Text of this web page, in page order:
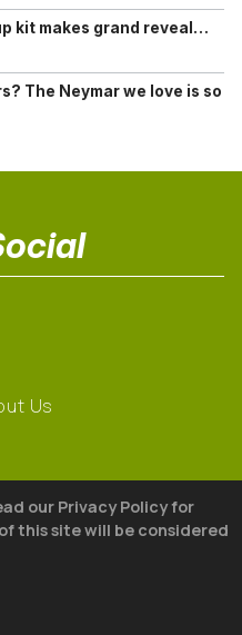
kit makes grand reveal…
The Neymar we love is so
Us
our Privacy Policy for
this site will be considered